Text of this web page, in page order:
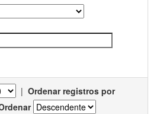
| Ordenar registros por